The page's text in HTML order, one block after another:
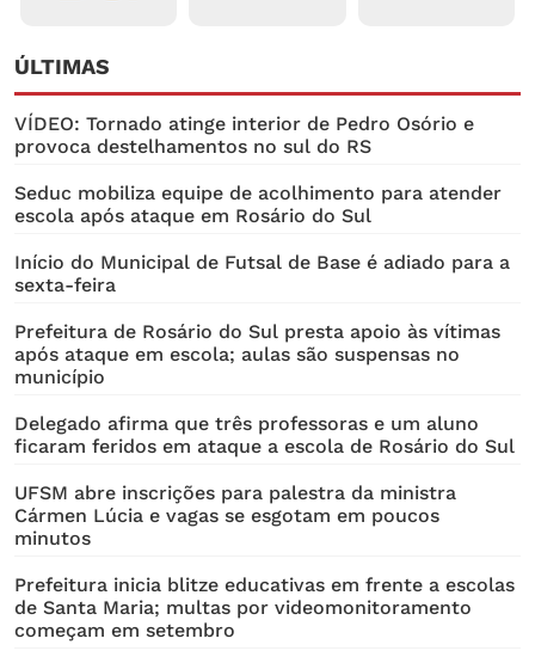
ÚLTIMAS
VÍDEO: Tornado atinge interior de Pedro Osório e
provoca destelhamentos no sul do RS
Seduc mobiliza equipe de acolhimento para atender
escola após ataque em Rosário do Sul
Início do Municipal de Futsal de Base é adiado para a
sexta-feira
Prefeitura de Rosário do Sul presta apoio às vítimas
após ataque em escola; aulas são suspensas no
município
Delegado afirma que três professoras e um aluno
ficaram feridos em ataque a escola de Rosário do Sul
UFSM abre inscrições para palestra da ministra
Cármen Lúcia e vagas se esgotam em poucos
minutos
Prefeitura inicia blitze educativas em frente a escolas
de Santa Maria; multas por videomonitoramento
começam em setembro